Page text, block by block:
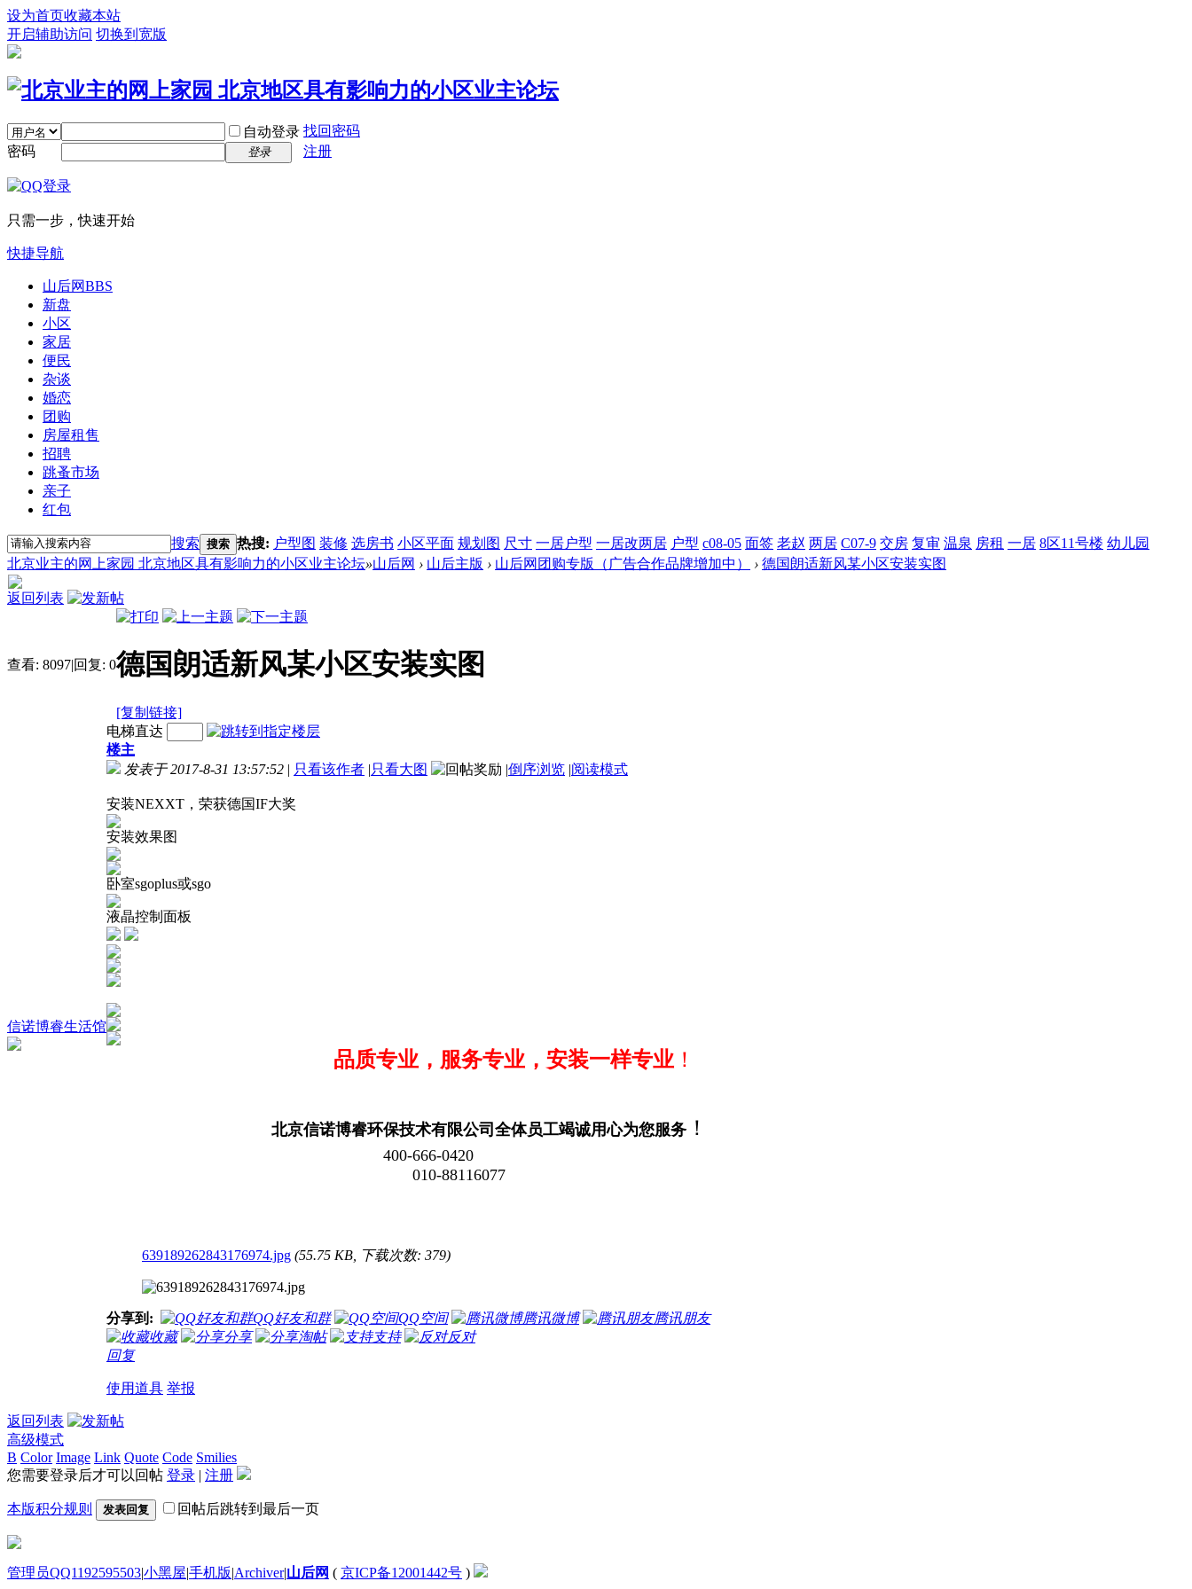
设为首页收藏本站
开启辅助访问 切换到宽版
自动登录 找回密码
密码
登录 注册
只需一步，快速开始
快捷导航
山后网BBS
新盘
小区
家居
便民
杂谈
婚恋
团购
房屋租售
招聘
跳蚤市场
亲子
红包
搜索 搜索 热搜: 户型图 装修 选房书 小区平面 规划图 尺寸 一居户型 一居改两居 户型 c08-05 面签 老赵 两居 C07-9 交房 复审 温泉 房租 一居 8区11号楼 幼儿园
北京业主的网上家园 北京地区具有影响力的小区业主论坛»山后网 › 山后主版 › 山后网团购专版（广告合作品牌增加中） › 德国朗适新风某小区安装实图
返回列表
查看: 8097|回复: 0德国朗适新风某小区安装实图
[复制链接]
信诺博睿生活馆
电梯直达
楼主
发表于 2017-8-31 13:57:52 | 只看该作者 |只看大图 |倒序浏览 |阅读模式
安装NEXXT，荣获德国IF大奖
安装效果图
卧室sgoplus或sgo
液晶控制面板
品质专业，服务专业，安装一样专业 ！
北京信诺博睿环保技术有限公司全体员工竭诚用心为您服务 ！
400-666-0420
010-88116077
639189262843176974.jpg (55.75 KB, 下载次数: 379)
分享到: QQ好友和群 QQ空间 腾讯微博
腾讯朋友
收藏
分享 淘帖 支持
反对
回复
使用道具 举报
返回列表
高级模式
B Color Image Link Quote Code Smilies
您需要登录后才可以回帖 登录 | 注册
本版积分规则 发表回复 回帖后跳转到最后一页
管理员QQ1192595503|小黑屋|手机版|Archiver|山后网 ( 京ICP备12001442号 )